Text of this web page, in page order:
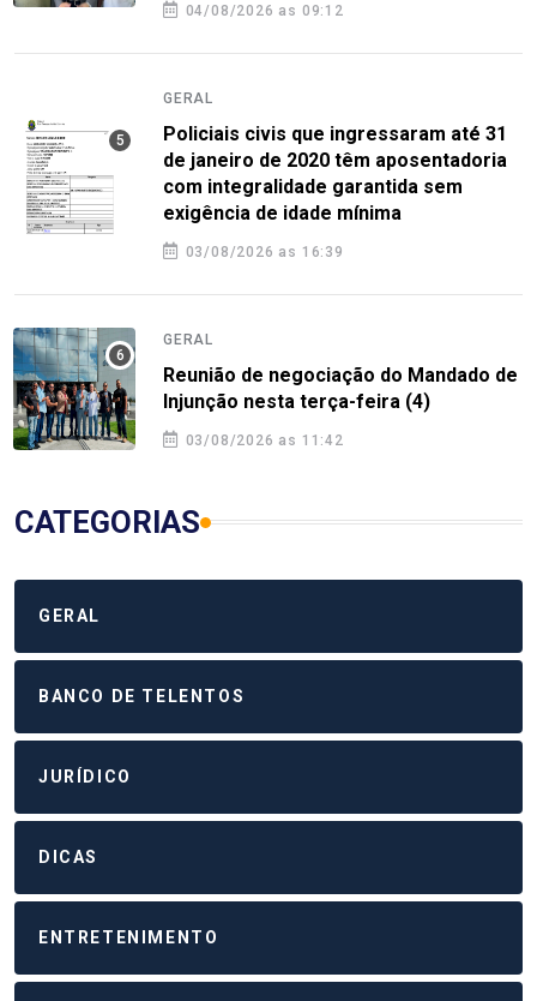
04/08/2026 as 09:12
GERAL
Policiais civis que ingressaram até 31
de janeiro de 2020 têm aposentadoria
com integralidade garantida sem
exigência de idade mínima
03/08/2026 as 16:39
GERAL
Reunião de negociação do Mandado de
Injunção nesta terça-feira (4)
03/08/2026 as 11:42
CATEGORIAS
GERAL
BANCO DE TELENTOS
JURÍDICO
DICAS
ENTRETENIMENTO